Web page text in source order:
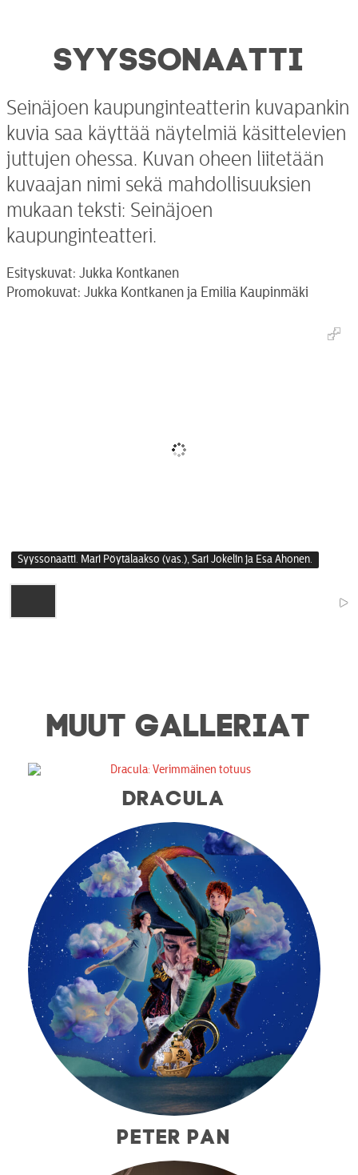
SYYSSONAATTI
Seinäjoen kaupunginteatterin kuvapankin
kuvia saa käyttää näytelmiä käsittelevien
juttujen ohessa. Kuvan oheen liitetään
kuvaajan nimi sekä mahdollisuuksien
mukaan teksti: Seinäjoen
kaupunginteatteri.
Esityskuvat: Jukka Kontkanen
Promokuvat: Jukka Kontkanen ja Emilia Kaupinmäki
Syyssonaatti. Mari Pöytälaakso (vas.), Sari Jokelin ja Esa Ahonen.
MUUT GALLERIAT
DRACULA
PETER PAN